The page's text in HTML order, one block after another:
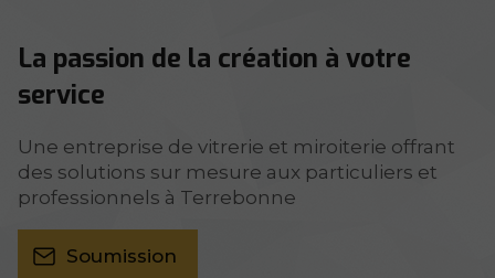
La passion de la création à votre
service
Une entreprise de vitrerie et miroiterie offrant
des solutions sur mesure aux particuliers et
professionnels à Terrebonne
Soumission